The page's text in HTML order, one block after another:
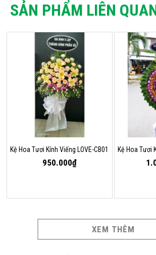
SẢN PHẨM LIÊN
Kệ Hoa Tươi Kính Viếng LOVE-CB01
950.000₫
Kệ Hoa Tươi
XEM THÊM